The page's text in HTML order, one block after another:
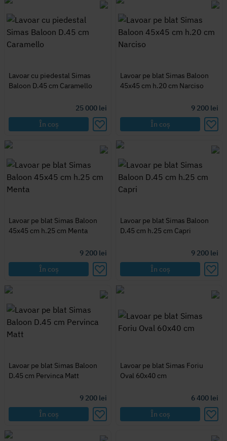
Lavoar cu piedestal Simas
Baloon D.45 cm Caramello
25 000 lei
În coș
Lavoar pe blat Simas Baloon
45x45 cm h.20 cm Narciso
9 200 lei
În coș
Lavoar pe blat Simas Baloon
45x45 cm h.25 cm Menta
9 200 lei
În coș
Lavoar pe blat Simas Baloon
D.45 cm h.25 cm Capri
9 200 lei
În coș
Lavoar pe blat Simas Baloon
D.45 cm Pervinca Matt
9 200 lei
În coș
Lavoar pe blat Simas Foriu
Oval 60x40 cm
6 400 lei
În coș